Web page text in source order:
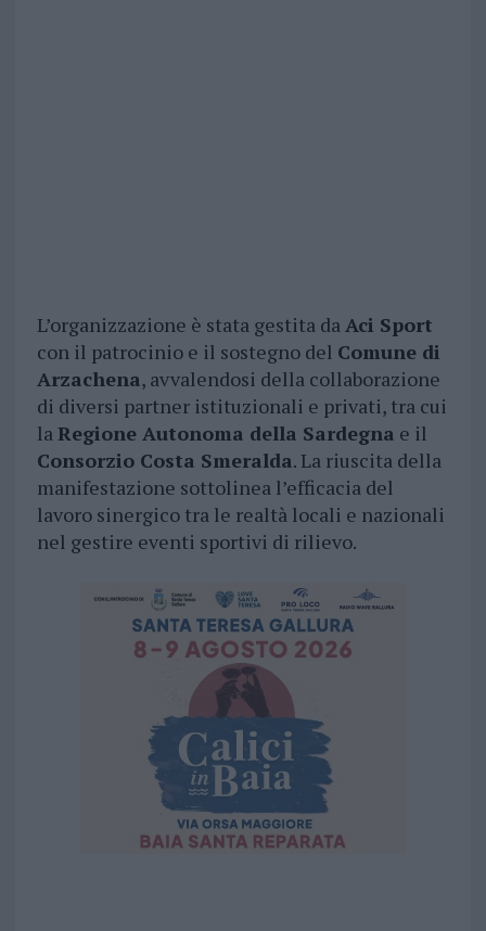
L’organizzazione è stata gestita daAci Sport
con il patrocinio e il sostegno del Comune di
Arzachena, avvalendosi della collaborazione
di diversi partner istituzionali e privati, tra cui
laRegione Autonoma della Sardegna e il
Consorzio Costa Smeralda. La riuscita della
manifestazione sottolinea l’efficacia del
lavoro sinergico tra le realtà locali e nazionali
nel gestire eventi sportivi di rilievo.